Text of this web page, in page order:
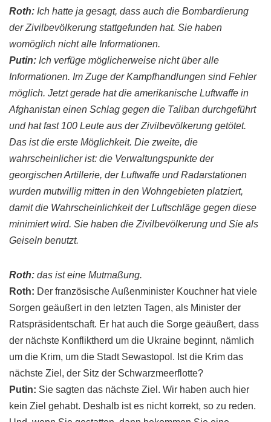
Roth: Ich hatte ja gesagt, dass auch die Bombardierung
der Zivilbevölkerung stattgefunden hat. Sie haben
womöglich nicht alle Informationen.
Putin: Ich verfüge möglicherweise nicht über alle
Informationen. Im Zuge der Kampfhandlungen sind Fehler
möglich. Jetzt gerade hat die amerikanische Luftwaffe in
Afghanistan einen Schlag gegen die Taliban durchgeführt
und hat fast 100 Leute aus der Zivilbevölkerung getötet.
Das ist die erste Möglichkeit. Die zweite, die
wahrscheinlicher ist: die Verwaltungspunkte der
georgischenArtillerie, der Luftwaffe und Radarstationen
wurden mutwillig mitten in den Wohngebieten platziert,
damit die Wahrscheinlichkeit der Luftschläge gegen diese
minimiert wird. Sie haben die Zivilbevölkerung und Sie als
Geiseln benutzt.
Roth: das ist eine Mutmaßung.
Roth: Der französische Außenminister Kouchner hat viele
Sorgen geäußert in den letzten Tagen, als Minister der
Ratspräsidentschaft. Er hat auch die Sorge geäußert, dass
der nächste Konfliktherd um die Ukraine beginnt, nämlich
um die Krim, um die Stadt Sewastopol . Ist die Krim das
nächste Ziel, der Sitz der Schwarzmeerflotte?
Putin: Sie sagten das nächste Ziel. Wir haben auch hier
kein Ziel gehabt. Deshalb ist es nicht korrekt, so zu reden.